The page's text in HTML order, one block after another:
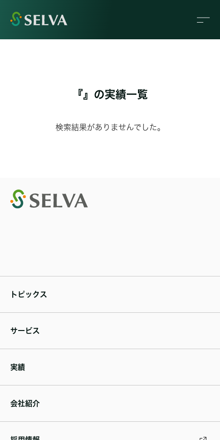
『』の実績一覧
検索結果がありませんでした。
トピックス
サービス
実績
会社紹介